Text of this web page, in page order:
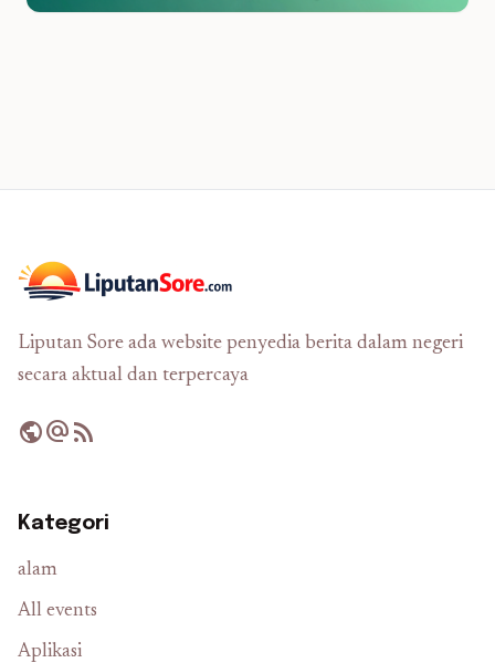
Liputan Sore ada website penyedia berita dalam negeri
secara aktual dan terpercaya
publicalternate_emailrss_feed
Kategori
alam
All events
Aplikasi